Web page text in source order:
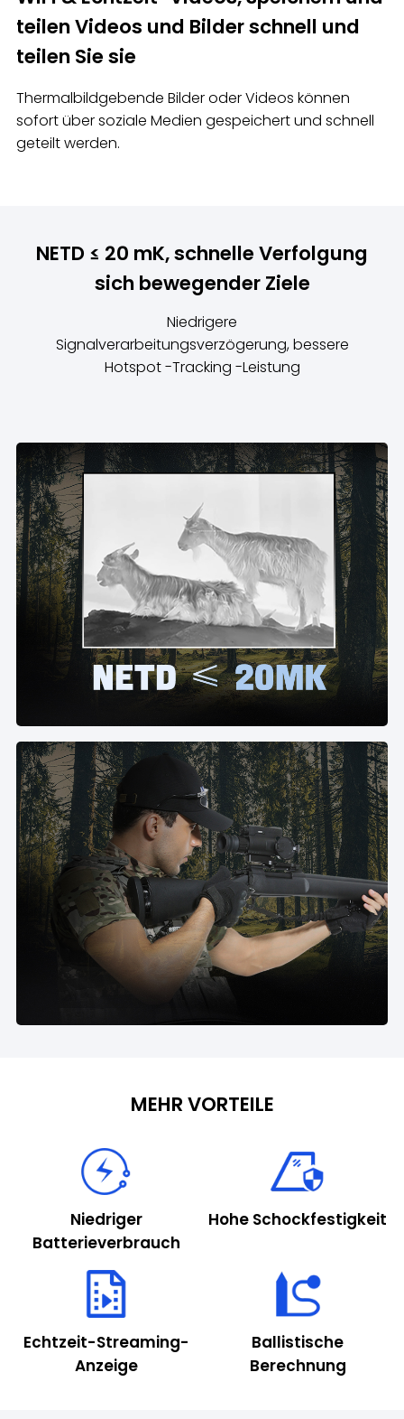
teilen Videos und Bilder schnell und
teilen Sie sie
Thermalbildgebende Bilder oder Videos können
sofort über soziale Medien gespeichert und schnell
geteilt werden.
NETD ≤ 20 mK, schnelle Verfolgung
sich bewegender Ziele
Niedrigere
Signalverarbeitungsverzögerung, bessere
Hotspot -Tracking -Leistung
MEHR VORTEILE
Niedriger
Batterieverbrauch
Hohe Schockfestigkeit
Echtzeit-Streaming-
Anzeige
Ballistische
Berechnung